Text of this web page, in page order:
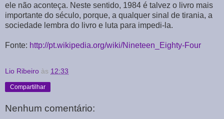
ele não aconteça. Neste sentido, 1984 é talvez o livro mais
importante do século, porque, a qualquer sinal de tirania, a
sociedade lembra do livro e luta para impedi-la.
Fonte: http://pt.wikipedia.org/wiki/Nineteen_Eighty-Four
Lio Ribeiro às 12:33
Compartilhar
Nenhum comentário: